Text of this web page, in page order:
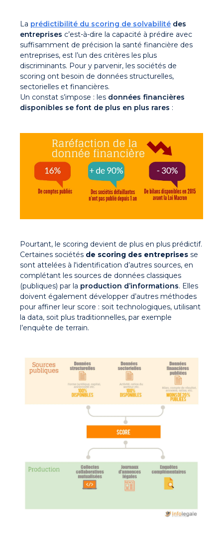
La prédictibilité du scoring de solvabilité des
entreprises c’est-à-dire la capacité à prédire avec
suffisamment de précision la santé financière des
entreprises, est l’un des critères les plus
discriminants. Pour y parvenir, les sociétés de
scoring ont besoin de données structurelles,
sectorielles et financières.
Un constat s’impose : les données financières
disponibles se font de plus en plus rares :
Pourtant, le scoring devient de plus en plus prédictif.
Certaines sociétés de scoring des entreprises se
sont attelées à l'identification d’autres sources, en
complétant les sources de données classiques
(publiques) par la production d’informations. Elles
doivent également développer d’autres méthodes
pour affiner leur score : soit technologiques, utilisant
la data, soit plus traditionnelles, par exemple
l’enquête de terrain.